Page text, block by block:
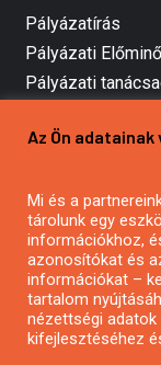
Pályázatírás
Pályázati
Pályázati
Mezőgazdasági
Pályázatírás
Pályázatírás
Pályázatfigyelés
Specifikus
Az Ön
Mi és a
tárolunk egy
információkhoz,
azonosítókat és
információkat –
tartalom
nézettségi adatok
kifejlesztéséhez